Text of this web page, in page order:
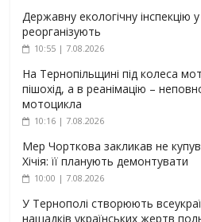
Державну екологічну інспекцію
реорганізують
10:55 | 7.08.2026
На Тернопільщині під колеса
пішохід, а в реанімацію –
мотоцикла
10:16 | 7.08.2026
Мер Чорткова закликав не
Хічія: її планують демонтувати
10:00 | 7.08.2026
У Тернополі створюють
нащадків українських жертв